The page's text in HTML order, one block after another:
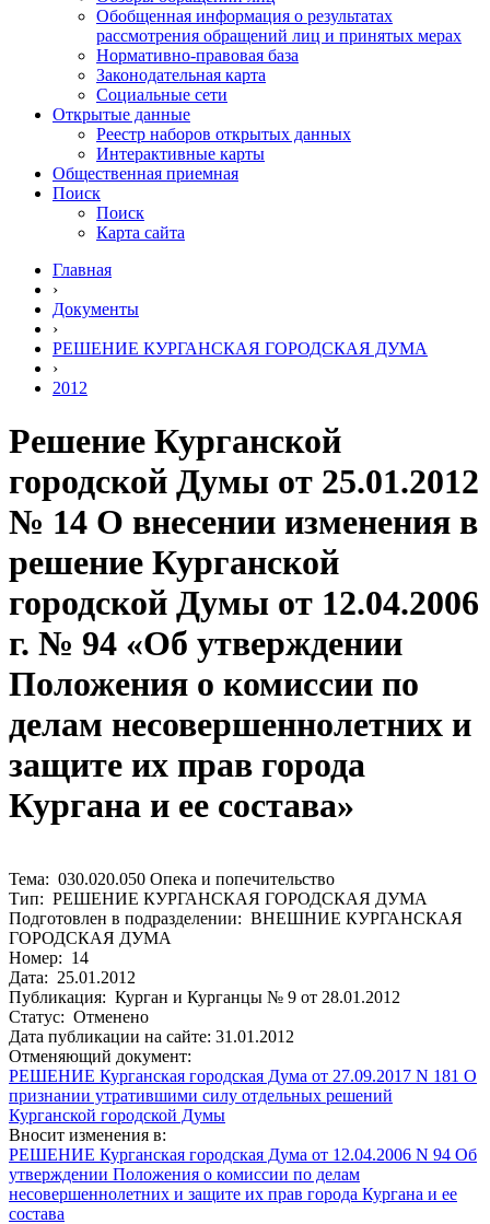
Обобщенная информация о результатах
рассмотрения обращений лиц и принятых мерах
Нормативно-правовая база
Законодательная карта
Социальные сети
Открытые данные
Реестр наборов открытых данных
Интерактивные карты
Общественная приемная
Поиск
Поиск
Карта сайта
Главная
›
Документы
›
РЕШЕНИЕ КУРГАНСКАЯ ГОРОДСКАЯ ДУМА
›
2012
Решение Курганской
городской Думы от 25.01.2012
№ 14 О внесении изменения в
решение Курганской
городской Думы от 12.04.2006
г. № 94 «Об утверждении
Положения о комиссии по
делам несовершеннолетних и
защите их прав города
Кургана и ее состава»
Тема: 030.020.050 Опека и попечительство
Тип: РЕШЕНИЕ КУРГАНСКАЯ ГОРОДСКАЯ ДУМА
Подготовлен в подразделении: ВНЕШНИЕ КУРГАНСКАЯ
ГОРОДСКАЯ ДУМА
Номер: 14
Дата: 25.01.2012
Публикация: Курган и Курганцы № 9 от 28.01.2012
Статус: Отменено
Дата публикации на сайте: 31.01.2012
Отменяющий документ:
РЕШЕНИЕ Курганская городская Дума от 27.09.2017 N 181 О
признании утратившими силу отдельных решений
Курганской городской Думы
Вносит изменения в:
РЕШЕНИЕ Курганская городская Дума от 12.04.2006 N 94 Об
утверждении Положения о комиссии по делам
несовершеннолетних и защите их прав города Кургана и ее
состава